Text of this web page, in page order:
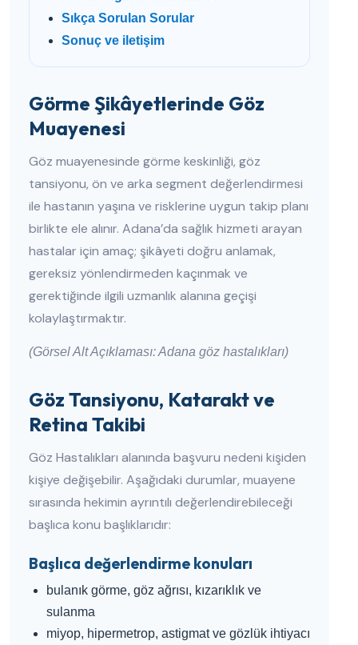
Sıkça Sorulan Sorular
Sonuç ve iletişim
Görme Şikâyetlerinde Göz
Muayenesi
Göz muayenesinde görme keskinliği, göz
tansiyonu, ön ve arka segment değerlendirmesi
ile hastanın yaşına ve risklerine uygun takip planı
birlikte ele alınır. Adana’da sağlık hizmeti arayan
hastalar için amaç; şikâyeti doğru anlamak,
gereksiz yönlendirmeden kaçınmak ve
gerektiğinde ilgili uzmanlık alanına geçişi
kolaylaştırmaktır.
(Görsel Alt Açıklaması: Adana göz hastalıkları)
Göz Tansiyonu, Katarakt ve
Retina Takibi
Göz Hastalıkları alanında başvuru nedeni kişiden
kişiye değişebilir. Aşağıdaki durumlar, muayene
sırasında hekimin ayrıntılı değerlendirebileceği
başlıca konu başlıklarıdır:
Başlıca değerlendirme konuları
bulanık görme, göz ağrısı, kızarıklık ve
sulanma
miyop, hipermetrop, astigmat ve gözlük ihtiyacı